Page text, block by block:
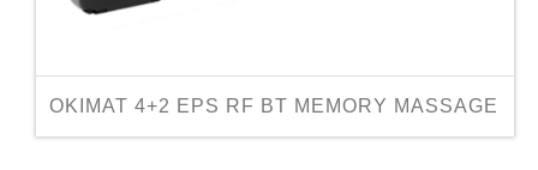
OKIMAT 4+2 EPS RF BT MEMORY MASSAGE